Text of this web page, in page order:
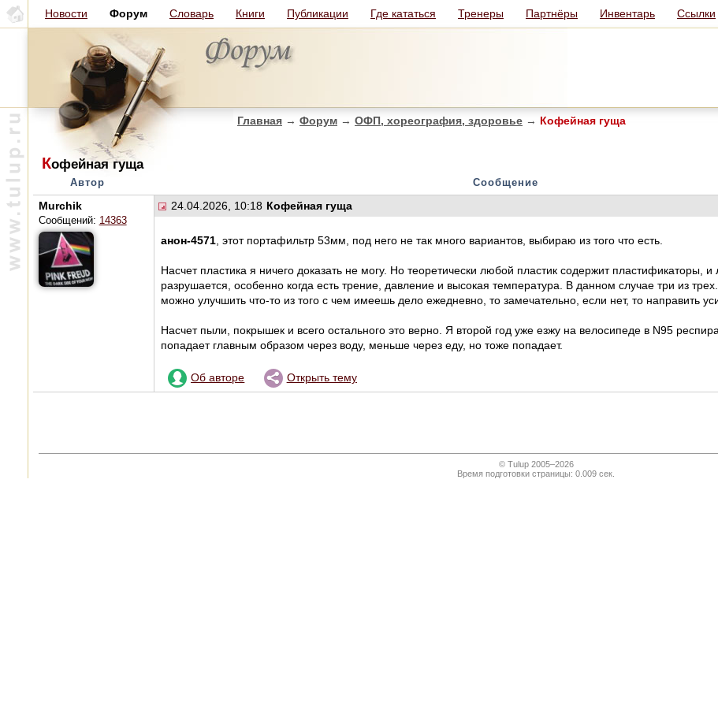
Новости Форум Словарь Книги Публикации Где кататься Тренеры Партнёры Инвентарь Ссылки
Главная → Форум → ОФП, хореография, здоровье → Кофейная гуща
Кофейная гуща
Автор Сообщение
Murchik
Сообщений: 14363
24.04.2026, 10:18 Кофейная гуща
анон-4571, этот портафильтр 53мм, под него не так много вариантов, выбираю из того что есть.
Насчет пластика я ничего доказать не могу. Но теоретически любой пластик содержит пластификаторы,
разрушается, особенно когда есть трение, давление и высокая температура. В данном случае три из
можно улучшить что-то из того с чем имеешь дело ежедневно, то замечательно, если нет, то направить
Насчет пыли, покрышек и всего остального это верно. Я второй год уже езжу на велосипеде в N95
попадает главным образом через воду, меньше через еду, но тоже попадает.
Об авторе Открыть тему
© Tulup 2005–2026
Время подготовки страницы: 0.009 сек.